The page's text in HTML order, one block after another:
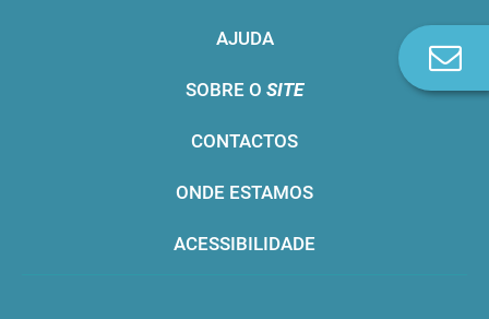
AJUDA
SOBRE O SITE
CONTACTOS
ONDE ESTAMOS
ACESSIBILIDADE